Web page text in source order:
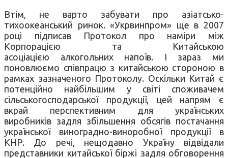
Втім, не варто забувати про азіатсько-
тихоокеанський ринок. «Укрвинпром» ще в 2007
році підписав Протокол про наміри між
Корпорацією та Китайською
асоціацією алкогольних напоїв. І зараз ми
поновлюємо співпрацю з китайською стороною в
рамках зазначеного Протоколу. Оскільки Китай є
потенційно найбільшим у світі споживачем
сільськогосподарської продукції, цей напрям є
вкрай перспективним для українських
виробників задля збільшення обсягів постачання
української виноградно-виноробної продукції в
КНР. До речі, нещодавно Україну відвідали
представники китайської біржі задля обговорення